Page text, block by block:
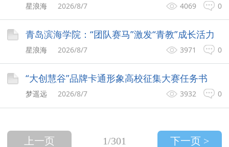
0
4069
星浪海 2026/8/7
青岛滨海学院：“团队赛马”激发“青教”成长活力
0
3971
星浪海 2026/8/7
“大创慧谷”品牌卡通形象高校征集大赛任务书
0
3932
梦遥远 2026/8/7
上一页 1/301 下一页 >